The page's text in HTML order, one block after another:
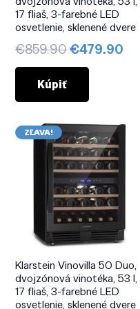
17 fliaš, 3-farebné LED
osvetlenie, sklenené dvere
€859.90Pôvodná
cena
€859.90.
€479.90
Kúpiť
ZĽAVA!
Klarstein Vinovilla 50 Duo,
dvojzónová vinotéka, 53 l,
17 fliaš, 3-farebné LED
osvetlenie, sklenené dvere